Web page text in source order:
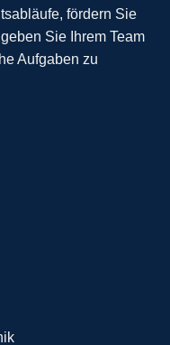
fördern Sie
Sie Ihrem Team
Aufgaben zu